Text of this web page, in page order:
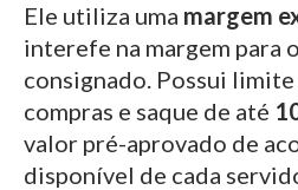
Ele utiliza uma margem
interefe na margem para
consignado. Possui
compras e saque de até
valor pré-aprovado de
disponível de cada